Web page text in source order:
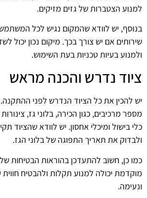
למנוע הצטברות של גזים מזיקים.
בנוסף, יש לוודא שהמקום נגיש לכל
שירותים אם יש צורך בכך. מיקום נכון יכול
ולמנוע בעיות טכניות בעת השימוש.
ציוד נדרש והכנה מראש
יש להכין את כל הציוד הנדרש לפני
מספר מרכיבים, כגון הכירה, בלוני גז,
כלי בישול ומיכלי אחסון. יש לוודא שהציוד
ולבדוק את תאריך התפוגה של בלוני הגז.
כמו כן, חשוב להתעדכן בהוראות הבטיחות
מוקדמת יכולה למנוע תקלות ולהבטיח
ונעימה.